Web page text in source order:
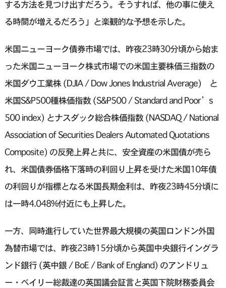
する方法を見つけ出すだろう。そうすれば、他の事に使え
る時間が増えるだろう」と楽観的な予想を示した。
米国ニューヨーク債券市場では、昨夜23時30分頃から始ま
った米国ニューヨーク株式市場での米国主要株価三指数の
米国ダウ工業株 (DJIA / Dow Jones Industrial Average) と
米国S&P500種株価指数 (S&P500 / Standard and Poor’s
500 index) とナスダック総合株価指数 (NASDAQ / National
Association of Securities Dealers Automated Quotations
Composite) の反発上昇と共に、安全資産の米国債が売ら
れ、米国債券価格下落時の利回り上昇を受けた米国10年債
の利回りが指標となる米国長期金利は、昨夜23時45分頃に
は一時4.048%付近にも上昇した。
一方、同時進行していた世界最大規模の英国ロンドン外国
為替市場では、昨夜23時15分頃から英国中央銀行イングラ
ンド銀行 (英中銀 / BoE / Bank of England) のアンドリュ
ー・ベイリー総裁達の英国議会証言と英国下院財務委員会